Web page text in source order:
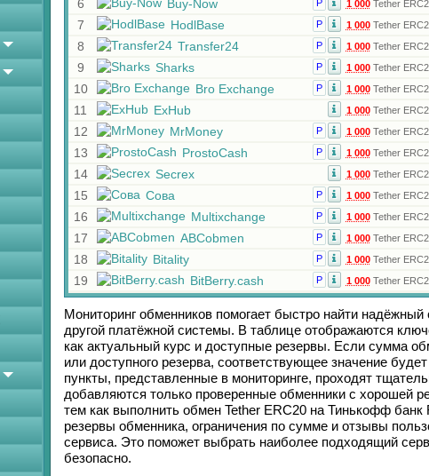
6 Buy-Now Р 1 000Tether
7 HodlBase Р 1 000Tether
8 Transfer24 Р 1 000Tether
9 Sharks Р 1 000Tether
10 Bro Exchange Р 1 000Tether
11 ExHub 1 000Tether
12 MrMoney Р 1 000Tether
13 ProstoCash Р 1 000Tether
14 Secrex 1 000Tether
15 Сова Р 1 000Tether
16 Multixchange Р 1 000Tether
17 ABCobmen Р 1 000Tether
18 Bitality Р 1 000Tether
19 BitBerry.cash Р 1 000Tether
Мониторинг обменников помогает быстро найти
другой платёжной системы. В таблице отображаются
как актуальный курс и доступные резервы. Если сумма
или доступного резерва, соответствующее значение
пункты, представленные в мониторинге, проходят
добавляются только проверенные обменники с хорошей
тем как выполнить обмен Tether ERC20на Тинькофф банк
резервы обменника, ограничения по сумме и отзывы
сервиса. Это поможет выбрать наиболее подходящий
безопасно.